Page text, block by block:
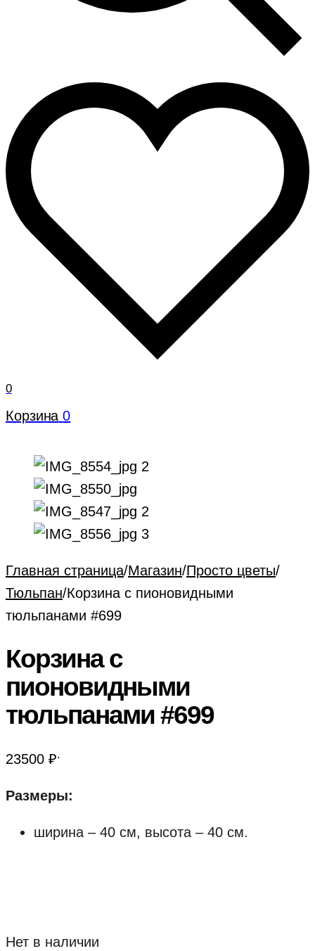
0
Корзина 0
Главная страница/Магазин/Просто цветы/
Тюльпан/Корзина с пионовидными
тюльпанами #699
Корзина с
пионовидными
тюльпанами #699
23500 ₽.
Размеры:
ширина – 40 см, высота – 40 см.
Нет в наличии